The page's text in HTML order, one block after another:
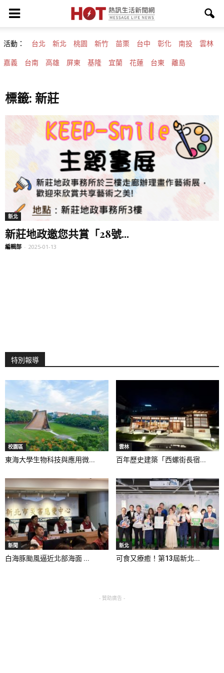
活動： 台北 新北 桃園 新竹 苗栗 台中 彰化 南投 雲林
嘉義 台南 高雄 屏東 基隆 宜蘭 花蓮 台東 離島
標籤: 新莊
新北
新莊地政邀您共賞「28號...
編輯部 - 2025-01-13
特別報導
校園區
東海大學生物科技與應用微...
雲林
百年歷史建築「西螺街長宿...
新聞
白海豚颱風逼近北部海面 ...
新北
可食又療癒！第13屆新北...
- 贊助廣告 -